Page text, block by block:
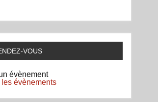
VOUS
évènement
les évènements